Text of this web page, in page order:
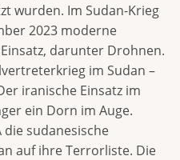
wurden. Im Sudan-Krieg
2023 moderne
darunter Drohnen.
im Sudan –
iranische Einsatz im
ein Dorn im Auge.
die sudanesische
auf ihre Terrorliste. Die